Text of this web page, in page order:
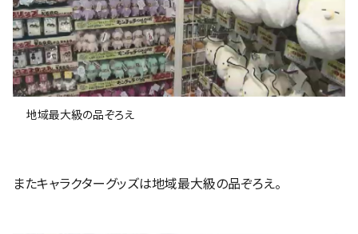
地域最大級の品ぞろえ
またキャラクターグッズは地域最大級の品ぞろえ。